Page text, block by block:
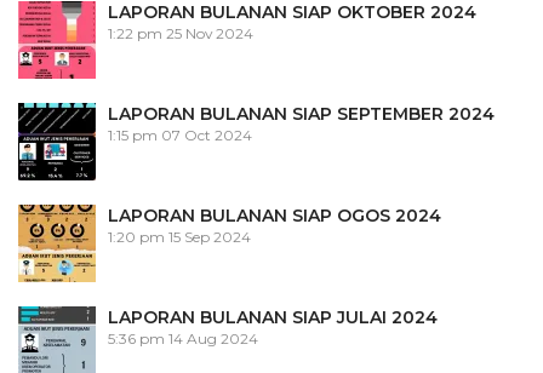
LAPORAN BULANAN SIAP OKTOBER 2024
1:22 pm 25 Nov 2024
LAPORAN BULANAN SIAP SEPTEMBER 2024
1:15 pm 07 Oct 2024
LAPORAN BULANAN SIAP OGOS 2024
1:20 pm 15 Sep 2024
LAPORAN BULANAN SIAP JULAI 2024
5:36 pm 14 Aug 2024